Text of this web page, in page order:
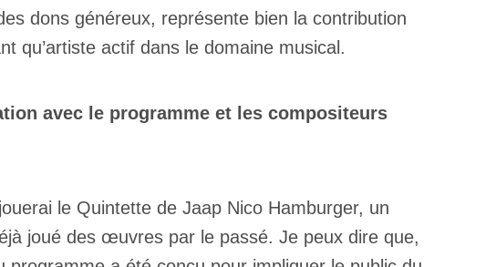
dons généreux, représente bien la contribution
qu’artiste actif dans le domaine musical.
avec le programme et les compositeurs
le Quintette de Jaap Nico Hamburger, un
joué des œuvres par le passé. Je peux dire que,